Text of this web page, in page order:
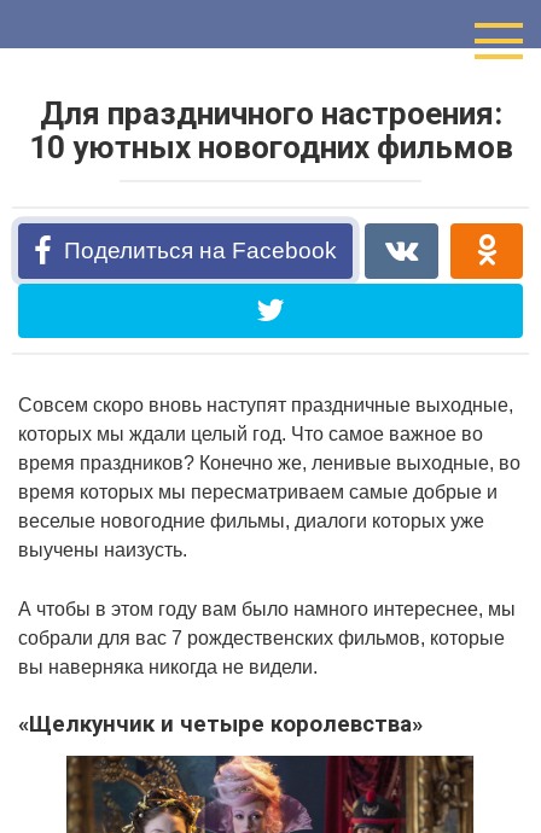
Для праздничного настроения:
10 уютных новогодних фильмов
Поделиться на Facebook
Совсем скоро вновь наступят праздничные выходные,
которых мы ждали целый год. Что самое важное во
время праздников? Конечно же, ленивые выходные, во
время которых мы пересматриваем самые добрые и
веселые новогодние фильмы, диалоги которых уже
выучены наизусть.
А чтобы в этом году вам было намного интереснее, мы
собрали для вас 7 рождественских фильмов, которые
вы наверняка никогда не видели.
«Щелкунчик и четыре королевства»